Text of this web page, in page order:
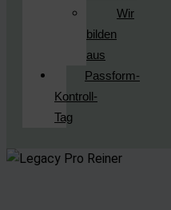
Wir
bilden
aus
Passform-
Kontroll-
Tag